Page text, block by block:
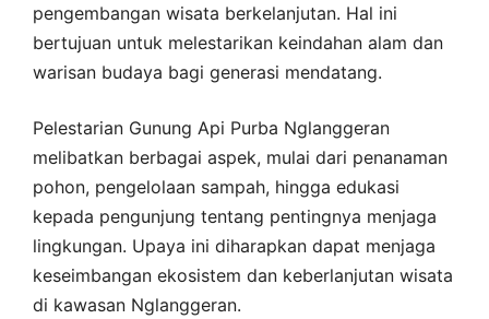
pengembangan wisata berkelanjutan. Hal ini
bertujuan untuk melestarikan keindahan alam dan
warisan budaya bagi generasi mendatang.
Pelestarian Gunung Api Purba Nglanggeran
melibatkan berbagai aspek, mulai dari penanaman
pohon, pengelolaan sampah, hingga edukasi
kepada pengunjung tentang pentingnya menjaga
lingkungan. Upaya ini diharapkan dapat menjaga
keseimbangan ekosistem dan keberlanjutan wisata
di kawasan Nglanggeran.